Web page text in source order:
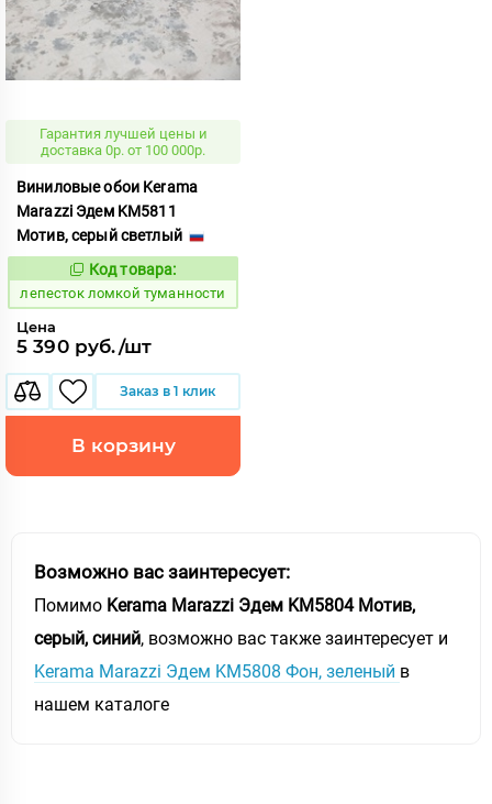
Гарантия лучшей цены и
доставка 0р. от 100 000р.
Виниловые обои Kerama
Marazzi Эдем KM5811
Мотив, серый светлый
865484
Код товара:
лепесток ломкой туманности
Цена
5 390 руб./шт
Заказ в 1 клик
В корзину
Возможно вас заинтересует:
Помимо Kerama Marazzi Эдем KM5804 Мотив,
серый, синий, возможно вас также заинтересует и
Kerama Marazzi Эдем KM5808 Фон, зеленый в
нашем каталоге